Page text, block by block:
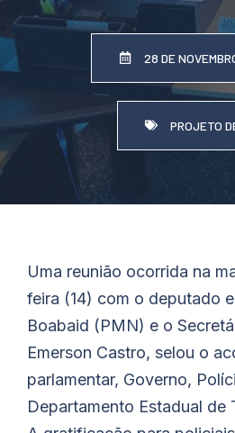
28 DE
PROJETO
Uma reunião ocorrida na
feira (14) com o deputado
Boabaid (PMN) e o
Emerson Castro, selou o
parlamentar, Governo,
Departamento Estadual de